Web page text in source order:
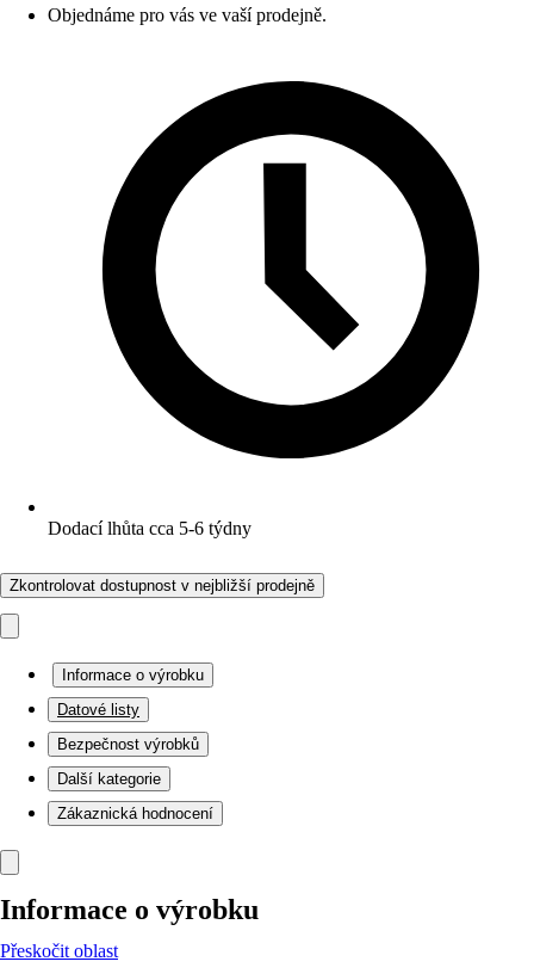
Objednáme pro vás ve vaší prodejně.
Dodací lhůta cca 5-6 týdny
Zkontrolovat dostupnost v nejbližší prodejně
Informace o výrobku
Datové listy
Bezpečnost výrobků
Další kategorie
Zákaznická hodnocení
Informace o výrobku
Přeskočit oblast